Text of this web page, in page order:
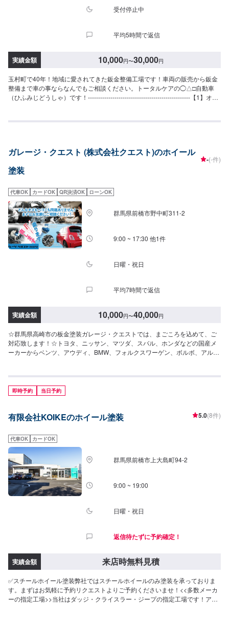
受付停止中
平均5時間で返信
実績金額 10,000円〜30,000円
玉村町で40年！地域に愛されてきた鈑金整備工場です！車両の販売から鈑金
整備まで車の事ならなんでもご相談ください。トータルケアの◯△□自動車
（ひふみじどうしゃ）です！--------------------------------------------------【1】オフ
ます。車種や状態により納期が前後する場合がございます。予め、ご了承く
ガレージ・クエスト (株式会社クエスト)のホイール
塗装
-(-件)
代車OK カードOK QR決済OK ローンOK
群馬県前橋市野中町311-2
9:00 ~ 17:30 他1件
日曜・祝日
平均7時間で返信
実績金額 10,000円〜40,000円
☆群馬県高崎市の板金塗装ガレージ・クエストでは、まごころを込めて、ご
対応致します！☆トヨタ、ニッサン、マツダ、スバル、ホンダなどの国産メ
ーカーからベンツ、アウディ、BMW、フォルクスワーゲン、ボルボ、アルフ
お客様のほとんどがリピーターさんやご紹介、口コミを見て・聞いて来られ
る方です。自動車の事、板金・修理の事が良くわからない・・・という方も
多くいらっしゃっています。是非一度お気軽にご相談、ご来店ください。-----
積り【3】お見積りにご納得いただければ作業開始【4】仕上がり次第納車☆
ツにより納期が前後する場合がございます。☆パーツ持ち込みについて☆オ
ファーの際、備考欄にて持ち込みパーツの詳細をご入力ください！☆代車に
ついて☆代車無料貸出いたします！※燃料代はお客様にご負担いただきます。
ご了承ください。【定休日・営業時間】定休日：日曜日、祝日営業時間：
9:00~18:30
即時予約 当日予約
有限会社KOIKEのホイール塗装 5.0(8件)
代車OK カードOK
群馬県前橋市上大島町94-2
9:00 ~ 19:00
日曜・祝日
返信待たずに予約確定！
実績金額 来店時無料見積
✅スチールホイール塗装弊社ではスチールホイールのみ塗装を承っておりま
す。まずはお気軽に予約リクエストよりご予約くださいませ！<<多数メーカ
ーの指定工場>>当社はダッジ・クライスラー・ジープの指定工場です！アメ